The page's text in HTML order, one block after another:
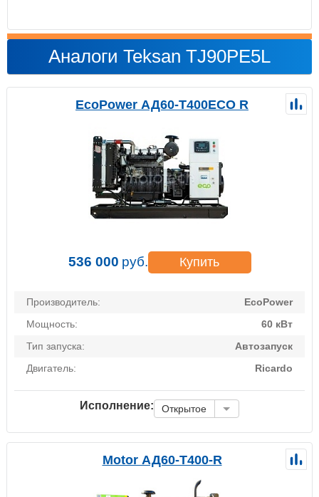
Аналоги Teksan TJ90PE5L
EcoPower АД60-T400ECO R
536 000 руб. Купить
Производитель:
EcoPower
Мощность:
60 кВт
Тип запуска:
Автозапуск
Двигатель:
Ricardo
Исполнение: Открытое
Motor АД60-Т400-R